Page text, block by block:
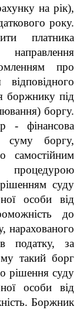
на рік),
року.
платника
про
боржнику під
боргу.
- фінансова
суму боргу,
самостійним
суду
особи від
до
нарахованого
податку, за
такий борг
рішення суду
особи від
Боржник